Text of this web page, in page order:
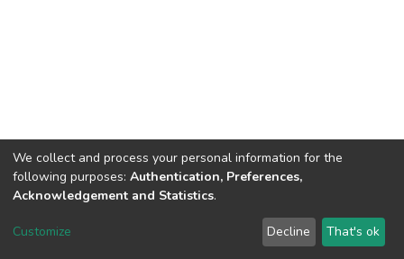
DSpace software copyright © 2002-2026 LYRASIS
Send Feedback
We collect and process your personal information for the
following purposes: Authentication, Preferences,
Acknowledgement and Statistics.
Customize Decline That's ok